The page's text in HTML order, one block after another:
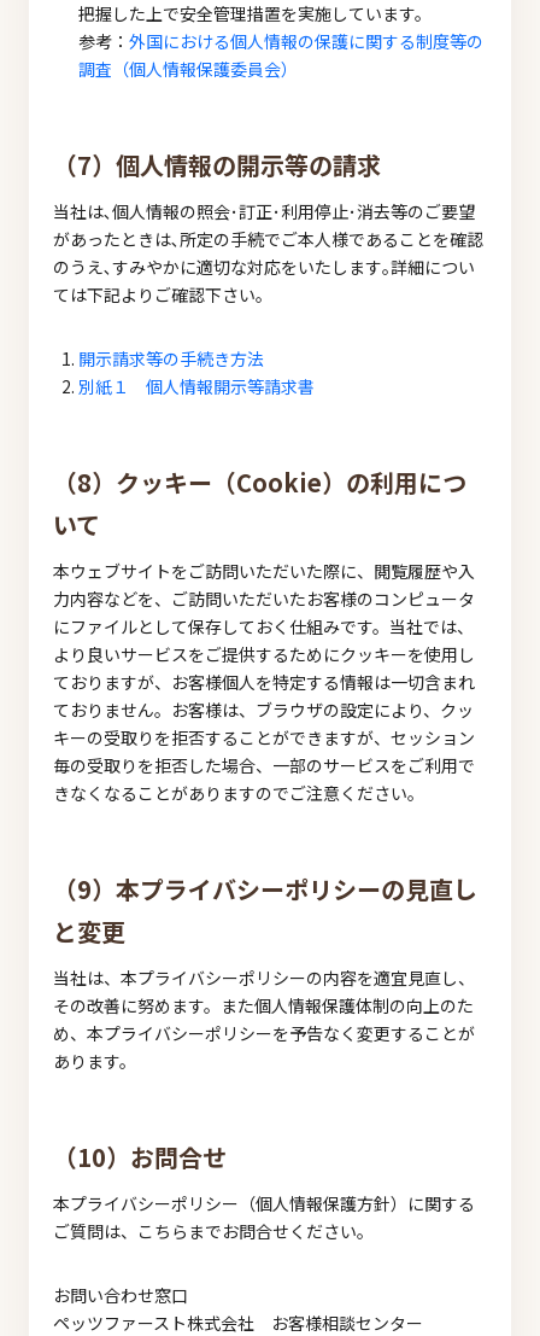
把握した上で安全管理措置を実施しています。
参考： 外国における個人情報の保護に関する制度等の
調査（個人情報保護委員会）
（7）個人情報の開示等の請求
当社は､個人情報の照会･訂正･利用停止･消去等のご要望
があったときは､所定の手続でご本人様であることを確認
のうえ､すみやかに適切な対応をいたします｡詳細につい
ては下記よりご確認下さい。
開示請求等の手続き方法
別紙１ 個人情報開示等請求書
（8）クッキー（Cookie）の利用につ
いて
本ウェブサイトをご訪問いただいた際に、閲覧履歴や入
力内容などを、ご訪問いただいたお客様のコンピュータ
にファイルとして保存しておく仕組みです。当社では、
より良いサービスをご提供するためにクッキーを使用し
ておりますが、お客様個人を特定する情報は一切含まれ
ておりません。お客様は、ブラウザの設定により、クッ
キーの受取りを拒否することができますが、セッション
毎の受取りを拒否した場合、一部のサービスをご利用で
きなくなることがありますのでご注意ください。
（9）本プライバシーポリシーの見直し
と変更
当社は、本プライバシーポリシーの内容を適宜見直し、
その改善に努めます。また個人情報保護体制の向上のた
め、本プライバシーポリシーを予告なく変更することが
あります。
（10）お問合せ
本プライバシーポリシー（個人情報保護方針）に関する
ご質問は、こちらまでお問合せください。
お問い合わせ窓口
ペッツファースト株式会社 お客様相談センター